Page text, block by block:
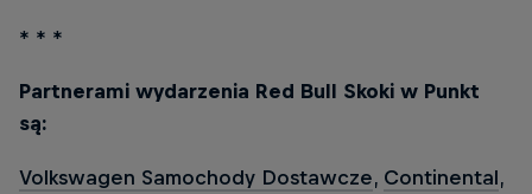
* * *
Partnerami wydarzenia Red Bull Skoki w Punkt
są:
Volkswagen Samochody Dostawcze, Continental,